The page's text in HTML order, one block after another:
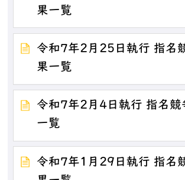
果一覧
令和7年2月25日執行 指名
果一覧
令和7年2月4日執行 指名競
一覧
令和7年1月29日執行 指名